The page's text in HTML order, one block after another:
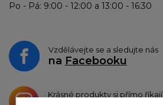
Po - Pá: 9:00 - 12:00 a 13:00 - 16:30
Vzdělávejte se a sledujte nás
na Facebooku
Krásné produkty si přímo říkají